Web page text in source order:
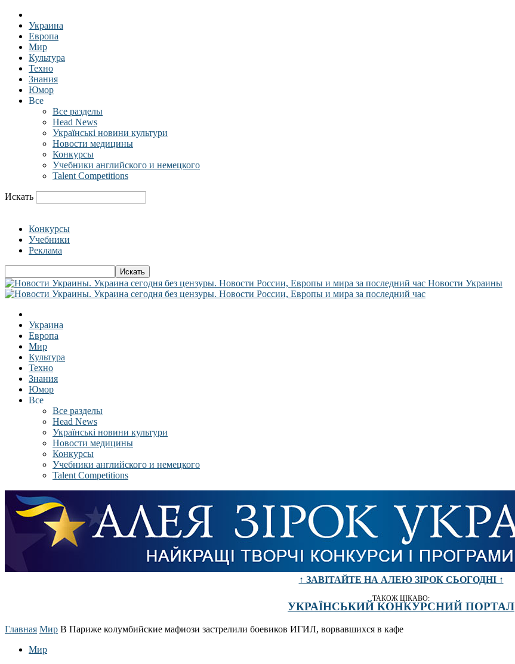
Украина
Европа
Мир
Культура
Техно
Знания
Юмор
Все
Все разделы
Head News
Українські новини культури
Новости медицины
Конкурсы
Учебники английского и немецкого
Talent Competitions
Искать
Конкурсы
Учебники
Реклама
Новости Украины
Украина
Европа
Мир
Культура
Техно
Знания
Юмор
Все
Все разделы
Head News
Українські новини культури
Новости медицины
Конкурсы
Учебники английского и немецкого
Talent Competitions
↑ ЗАВІТАЙТЕ НА АЛЕЮ ЗІРОК СЬОГОДНІ ↑
ТАКОЖ ЦІКАВО:
УКРАЇНСЬКИЙ КОНКУРСНИЙ ПОРТАЛ
Главная Мир В Париже колумбийские мафиози застрелили боевиков ИГИЛ, ворвавшихся в кафе
Мир